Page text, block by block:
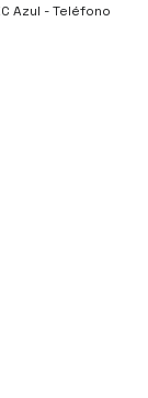
Azul - Teléfono